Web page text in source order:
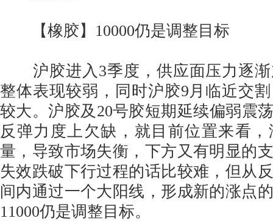
【橡胶】10000仍是调整目标
沪胶进入3季度，供应面压力逐渐
整体表现较弱，同时沪胶9月临近交
较大。沪胶及20号胶短期延续偏弱震
反弹力度上欠缺，就目前位置来看
量，导致市场失衡，下方又有明显的
失效跌破下行过程的话比较难，但从
间内通过一个大阳线，形成新的涨点
11000仍是调整目标。